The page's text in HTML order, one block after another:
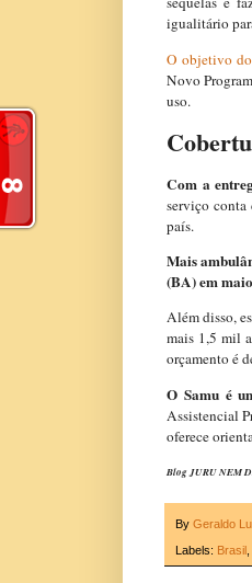
igualitário
O objetivo
Novo
uso.
Com a
serviço
país.
Mais
(BA) em
Além disso,
mais 1,5 mil
orçamento é
O Samu é
Assistencial
oferece
Blog JURU NEM
By Geraldo
Labels: Brasil